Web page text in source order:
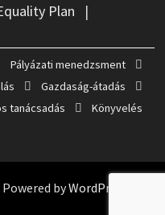
Plan |
Pályázati menedzsment
Gazdaság-átadás
tanácsadás
Könyvelés
Powered byWordPress